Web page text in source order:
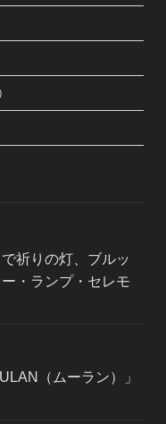
祈りの灯、ブルッ
・ランプ・セレモ
（ムーラン）」